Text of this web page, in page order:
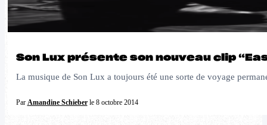
Son Lux présente son nouveau clip
La musique de Son Lux a toujours été une sorte de voyage
Par Amandine Schieberle 8 octobre 2014